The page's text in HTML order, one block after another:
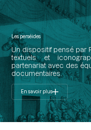
Les perséides
Un dispositif pensé par
textuels et
partenariat avec des
documentaires.
En savoir plus